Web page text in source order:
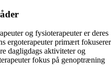
og fysioterapeuter er deres
ergoterapeuter primært fokuserer
dagligdags aktiviteter og
fokus på genoptræning